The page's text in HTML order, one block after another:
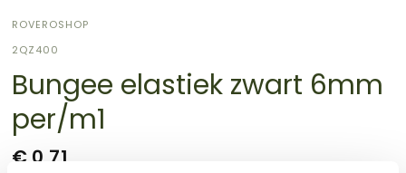
ROVEROSHOP
2QZ400
Bungee elastiek zwart 6mm
per/m1
€ 0,71